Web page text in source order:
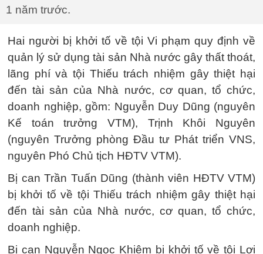
1 năm trước.
Hai người bị khởi tố về tội Vi phạm quy định về
quản lý sử dụng tài sản Nhà nước gây thất thoát,
lãng phí và tội Thiếu trách nhiệm gây thiệt hại
đến tài sản của Nhà nước, cơ quan, tổ chức,
doanh nghiệp, gồm: Nguyễn Duy Dũng (nguyên
Kế toán trưởng VTM), Trịnh Khôi Nguyên
(nguyên Trưởng phòng Đầu tư Phát triển VNS,
nguyên Phó Chủ tịch HĐTV VTM).
Bị can Trần Tuấn Dũng (thành viên HĐTV VTM)
bị khởi tố về tội Thiếu trách nhiệm gây thiệt hại
đến tài sản của Nhà nước, cơ quan, tổ chức,
doanh nghiệp.
Bị can Nguyễn Ngọc Khiêm bị khởi tố về tội Lợi